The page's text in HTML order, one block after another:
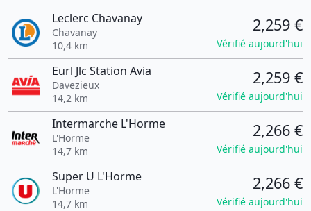
Leclerc Chavanay
Chavanay
10,4 km
2,259 €
Vérifié aujourd'hui
Eurl Jlc Station Avia
Davezieux
14,2 km
2,259 €
Vérifié aujourd'hui
Intermarche L'Horme
L'Horme
14,7 km
2,266 €
Vérifié aujourd'hui
Super U L'Horme
L'Horme
14,7 km
2,266 €
Vérifié aujourd'hui